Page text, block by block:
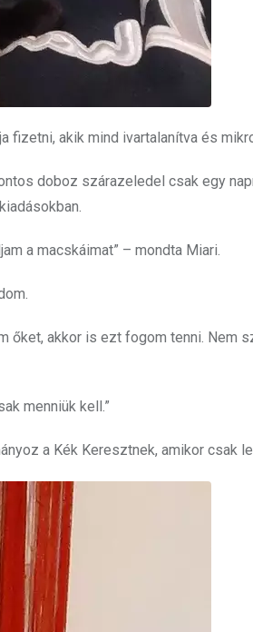
fizetni, akik mind ivartalanítva és
doboz szárazeledel csak egy
a macskáimat” – mondta Miari.
őket, akkor is ezt fogom tenni. Nem
menniük kell.”
a Kék Keresztnek, amikor csak